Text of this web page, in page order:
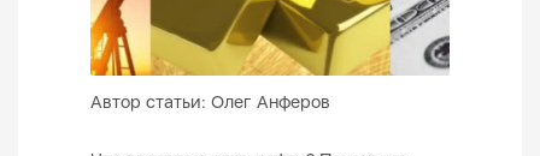
Автор статьи: Олег Анферов